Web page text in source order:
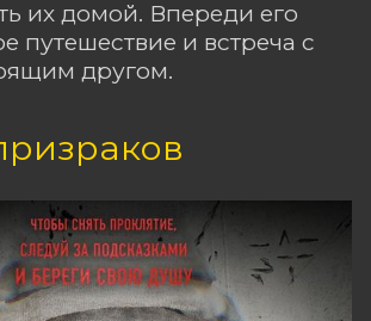
их домой. Впереди его
путешествие и встреча с
другом.